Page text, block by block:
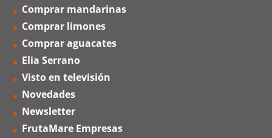
Comprar mandarinas
Comprar limones
Comprar aguacates
Elia Serrano
Visto en televisión
Novedades
Newsletter
FrutaMare Empresas